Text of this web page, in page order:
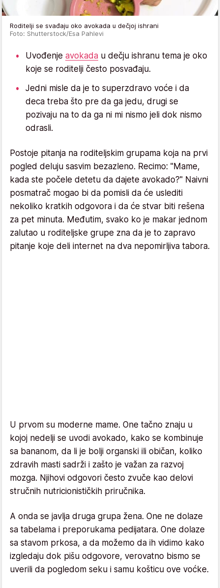
Roditelji se svađaju oko avokada u dečjoj ishrani
Foto: Shutterstock/Esa Pahlevi
Uvođenje avokada u dečju ishranu tema je oko
koje se roditelji često posvađaju.
Jedni misle da je to superzdravo voće i da
deca treba što pre da ga jedu, drugi se
pozivaju na to da ga ni mi nismo jeli dok nismo
odrasli.
Postoje pitanja na roditeljskim grupama koja na prvi
pogled deluju sasvim bezazleno. Recimo: "Mame,
kada ste počele detetu da dajete avokado?" Naivni
posmatrač mogao bi da pomisli da će uslediti
nekoliko kratkih odgovora i da će stvar biti rešena
za pet minuta. Međutim, svako ko je makar jednom
zalutao u roditeljske grupe zna da je to zapravo
pitanje koje deli internet na dva nepomirljiva tabora.
U prvom su moderne mame. One tačno znaju u
kojoj nedelji se uvodi avokado, kako se kombinuje
sa bananom, da li je bolji organski ili običan, koliko
zdravih masti sadrži i zašto je važan za razvoj
mozga. Njihovi odgovori često zvuče kao delovi
stručnih nutricionističkih priručnika.
A onda se javlja druga grupa žena. One ne dolaze
sa tabelama i preporukama pedijatara. One dolaze
sa stavom prkosa, a da možemo da ih vidimo kako
izgledaju dok pišu odgovore, verovatno bismo se
uverili da pogledom seku i samu košticu ove voćke.